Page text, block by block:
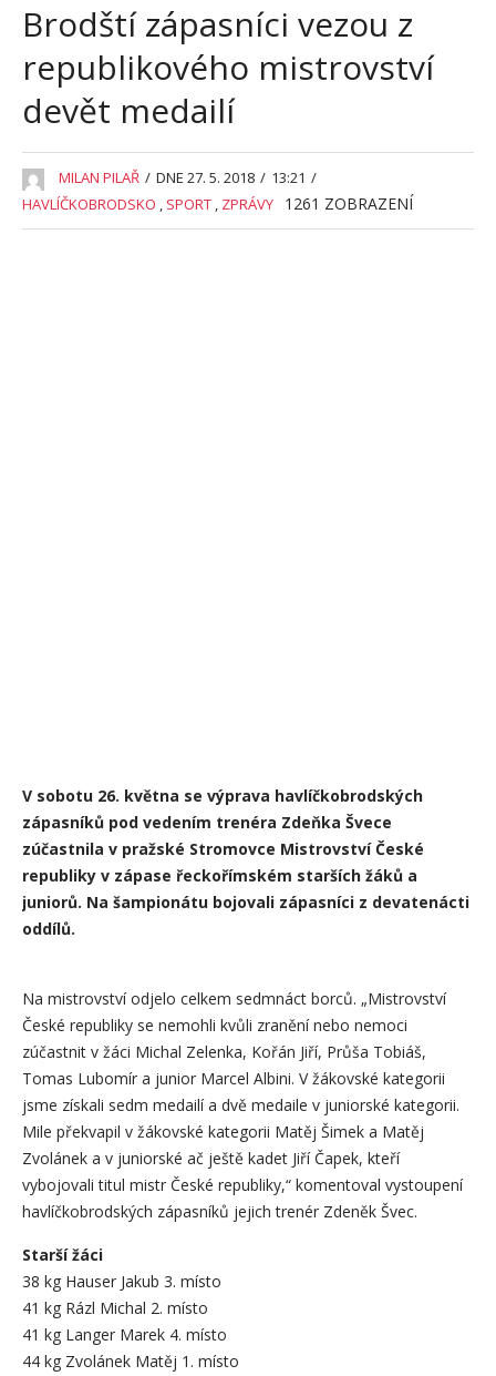
Brodští zápasníci vezou z
republikového mistrovství
devět medailí
MILAN PILAŘ / DNE 27. 5. 2018 / 13:21 /
HAVLÍČKOBRODSKO , SPORT , ZPRÁVY 1261 ZOBRAZENÍ
V sobotu 26. května se výprava havlíčkobrodských
zápasníků pod vedením trenéra Zdeňka Švece
zúčastnila v pražské Stromovce Mistrovství České
republiky v zápase řeckořímském starších žáků a
juniorů. Na šampionátu bojovali zápasníci z devatenácti
oddílů.
Na mistrovství odjelo celkem sedmnáct borců. „Mistrovství
České republiky se nemohli kvůli zranění nebo nemoci
zúčastnit v žáci Michal Zelenka, Kořán Jiří, Průša Tobiáš,
Tomas Lubomír a junior Marcel Albini. V žákovské kategorii
jsme získali sedm medailí a dvě medaile v juniorské kategorii.
Mile překvapil v žákovské kategorii Matěj Šimek a Matěj
Zvolánek a v juniorské ač ještě kadet Jiří Čapek, kteří
vybojovali titul mistr České republiky,“ komentoval vystoupení
havlíčkobrodských zápasníků jejich trenér Zdeněk Švec.
Starší žáci
38 kg Hauser Jakub 3. místo
41 kg Rázl Michal 2. místo
41 kg Langer Marek 4. místo
44 kg Zvolánek Matěj 1. místo